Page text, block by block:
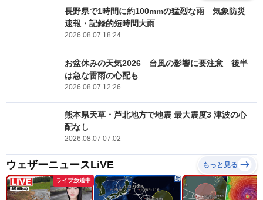
長野県で1時間に約100mmの猛烈な雨 気象防災
速報・記録的短時間大雨
2026.08.07 18:24
お盆休みの天気2026 台風の影響に要注意 後半
は急な雷雨の心配も
2026.08.07 12:26
熊本県天草・芦北地方で地震 最大震度3 津波の心
配なし
2026.08.07 07:02
ウェザーニュースLiVE もっと見る
ライブ放送中